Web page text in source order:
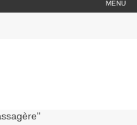
MENU